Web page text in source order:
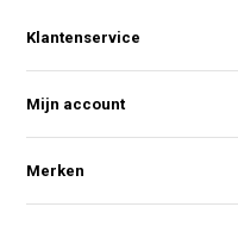
Klantenservice
Mijn account
Merken